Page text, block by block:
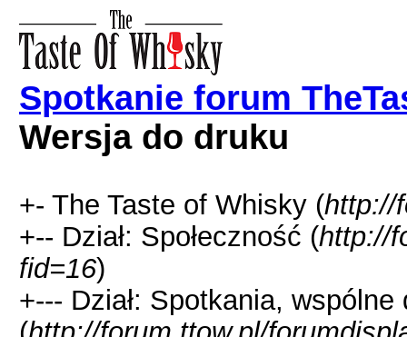
Spotkanie forum
Wersja do druku
+- The Taste of Whisky (http://
+-- Dział: Społeczność (http://
fid=16)
+--- Dział: Spotkania, wspólne